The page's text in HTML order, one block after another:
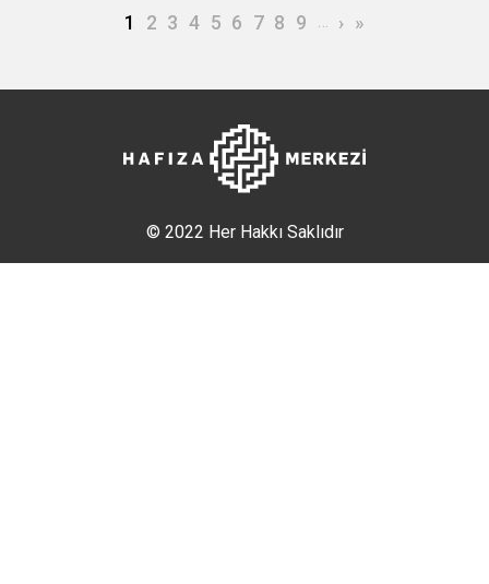
Şu an kullanılan sayfa
1 Page
2 Page
3 Page
4 Page
5 Page
6 Page
7 Page
8 Page
9 … Sonraki sayfa
› Son sayfa
»
© 2022 Her Hakkı Saklıdır